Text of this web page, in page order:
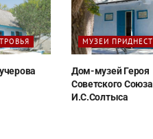
МУЗЕИ
Дом-музей Героя
Советского Союза
И.С.Солтыса